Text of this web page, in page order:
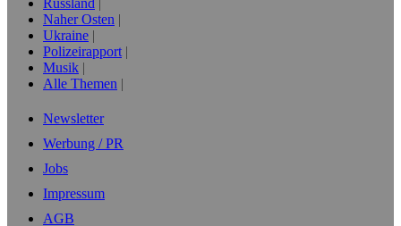
Russland
Naher Osten
Ukraine
Polizeirapport
Musik
Alle Themen
Newsletter
Werbung / PR
Jobs
Impressum
AGB